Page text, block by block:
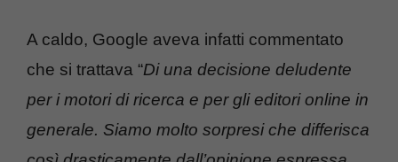
A caldo, Google aveva infatti commentato
che si trattava “Di una decisione deludente
per i motori di ricerca e per gli editori online in
generale. Siamo molto sorpresi che differisca